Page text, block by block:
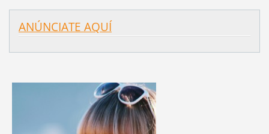
ANÚNCIATE AQUÍ